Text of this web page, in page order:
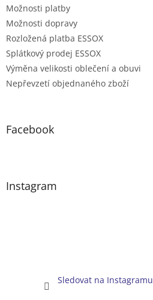
Možnosti platby
Možnosti dopravy
Rozložená platba ESSOX
Splátkový prodej ESSOX
Výměna velikosti oblečení a obuvi
Nepřevzetí objednaného zboží
Facebook
Instagram
Sledovat na Instagramu